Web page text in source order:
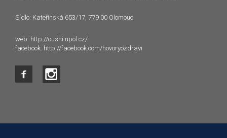
Sídlo: Kateřinská 653/17, 779 00 Olomouc
web: http://oushi.upol.cz/
facebook: http://facebook.com/hovoryozdravi